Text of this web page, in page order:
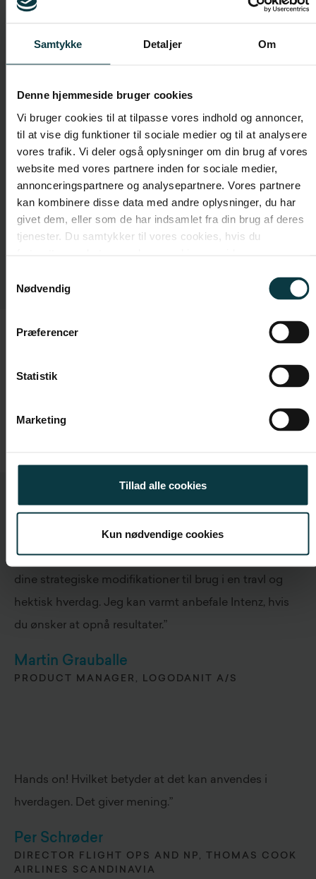
Samtykke Detaljer Om
Denne hjemmeside bruger cookies
Vi bruger cookies til at tilpasse vores indhold og annoncer,
til at vise dig funktioner til sociale medier og til at analysere
vores trafik. Vi deler også oplysninger om din brug af vores
website med vores partnere inden for sociale medier,
annonceringspartnere og analysepartnere. Vores partnere
kan kombinere disse data med andre oplysninger, du har
givet dem, eller som de har indsamlet fra din brug af deres
tjenester. Du samtykker til vores cookies, hvis du
Nødvendig
Præferencer
Statistik
Marketing
Tillad alle cookies
Kun nødvendige cookies
Intenz kommunikere med dig om dette webinar og
andre fremtidige aktiviteter, der kan være relevante for
Intenz leverer dedikerede, præcise og brugbare
modeller til direkte integration i din salgskultur og i
dine strategiske modifikationer til brug i en travl og
hektisk hverdag. Jeg kan varmt anbefale Intenz, hvis
du ønsker at opnå resultater.”
Martin Grauballe
PRODUCT MANAGER, LOGODANIT A/S
Hands on! Hvilket betyder at det kan anvendes i
hverdagen. Det giver mening.”
Per Schrøder
DIRECTOR FLIGHT OPS AND NP, THOMAS COOK
AIRLINES SCANDINAVIA